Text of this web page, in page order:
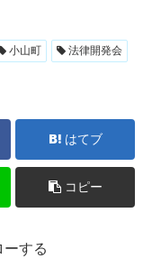
小山町 法律開発会
はてブ
コピー
する